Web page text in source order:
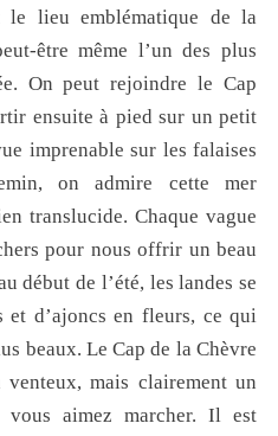
lieu emblématique de la
être même l’un des plus
On peut rejoindre le Cap
ensuite à pied sur un petit
imprenable sur les falaises
on admire cette mer
translucide. Chaque vague
pour nous offrir un beau
début de l’été, les landes se
et d’ajoncs en fleurs, ce qui
beaux. Le Cap de la Chèvre
venteux, mais clairement un
vous aimez marcher. Il est